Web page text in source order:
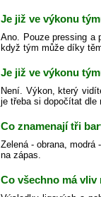
Je již ve výkonu
Ano. Pouze pressing a
když tým může díky
Je již ve výkonu
Není. Výkon, který
je třeba si dopočítat dle
Co znamenají tři
Zelená - obrana,
na zápas.
Co všechno má